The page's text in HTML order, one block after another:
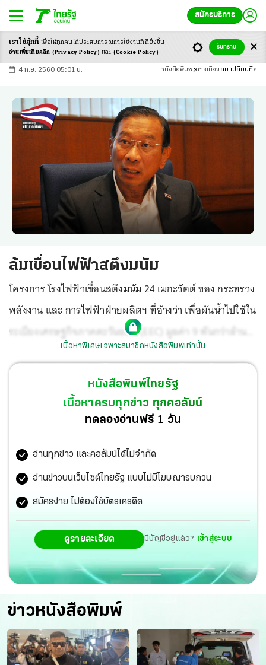
สมัครบริการ
-ก ก ก+
4 ก.ย. 2560 05:01 น. หนังสือพิมพ์ การเมือง ลม เปลี่ยนทิศ
ล้มเขื่อนไฟฟ้าสตึงมนัม
โครงการ โรงไฟฟ้าเขื่อนสตึงมนัม 24 เมกะวัตต์ ของ กระทรวง
พลังงาน และ การไฟฟ้าฝ่ายผลิตฯ ที่อ้างว่า เพื่อผันน้ำไปใช้ใน
ระเบียงเศรษฐกิจภาคตะวันออก (EEC) มูลค่า 9 พันกว่าล้าน
บาท แต่ไม่รวมการลงทุนในโครงการต่อเนื่องอีกหลายหมื่น
ล้านบาท เช่น ระบบส่งน้ำจากเขื่อนมายังอ่างเก็บน้ำประแสร์
สายส่งไฟฟ้าแรงสูงจากเขื่อนมาไทย การสร้างอ่างเก็บน้ำใหม่
เพื่อเก็บน้ำที่ผันมาจากเขื่อนสตึงมนัม
เนื้อหาพิเศษเฉพาะสมาชิกหนังสือพิมพ์เท่านั้น
หนังสือพิมพ์ไทยรัฐ
เนื้อหาครบทุกข่าว ทุกคอลัมน์
ทดลองอ่านฟรี 1 วัน
อ่านทุกข่าว และคอลัมน์ได้ไม่จำกัด
อ่านข่าวบนเว็บไซต์ไทยรัฐ แบบไม่มีโฆษณารบกวน
สมัครง่าย ไม่ต้องใช้บัตรเครดิต
ดูรายละเอียด มีบัญชีอยู่แล้ว? เข้าสู่ระบบ
ข่าวหนังสือพิมพ์
เราใช้คุ้กกี้ เพื่อให้ทุกคนได้ประสบการณ์การใช้งานที่ดียิ่งขึ้น
อ่านเพิ่มเติมคลิก (Privacy Policy) และ (Cookie Policy)
รับทราบ